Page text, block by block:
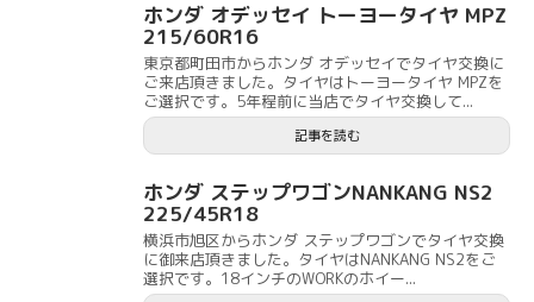
ホンダ オデッセイ トーヨータイヤ MPZ
215/60R16
東京都町田市からホンダ オデッセイでタイヤ交換に
ご来店頂きました。タイヤはトーヨータイヤ MPZを
ご選択です。5年程前に当店でタイヤ交換して...
記事を読む
ホンダ ステップワゴンNANKANG NS2
225/45R18
横浜市旭区からホンダ ステップワゴンでタイヤ交換
に御来店頂きました。タイヤはNANKANG NS2をご
選択です。18インチのWORKのホイー...